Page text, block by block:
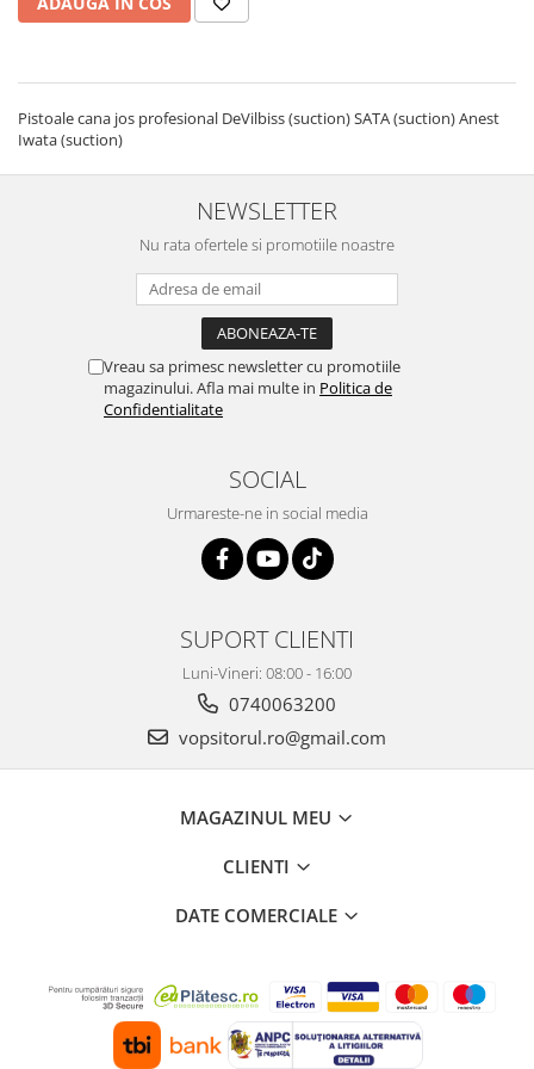
Accesori cana
Curatat
2.5 MASCARE
Hartie mascare
Folie mascare
Pentru Cabine Vopsit
Hartie abraziva
Pasla abraziva
2.8 PREGATIREA VOPSELEI
Cartele verificat nuanta
Diluant vopsea si lac
Diluant pentru pierdere
2.9 VOPSELE AUTO
Vopsea auto preparata
Indreptat fara vopsire
Masurat
Montat si demontat
Scule tinichigerie
Tras tabla
Aparat sudura MIG - MAG
Aparat sudura MMA - TIG
Sarma sudura si electrozi
3.8 USCARE VOPSEA
Pistoale cana jos profesional DeVilbiss (suction) SATA (suction) Anest
Iwata (suction)
NEWSLETTER
Nu rata ofertele si promotiile noastre
Vreau sa primesc newsletter cu promotiile
magazinului. Afla mai multe in Politica de
Confidentialitate
SOCIAL
Urmareste-ne in social media
SUPORT CLIENTI
Luni-Vineri: 08:00 - 16:00
0740063200
vopsitorul.ro@gmail.com
MAGAZINUL MEU
CLIENTI
DATE COMERCIALE